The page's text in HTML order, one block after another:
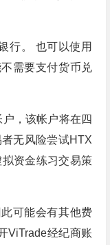
行。 也可以使用
需要支付货币兑
，该帐户将在四
无风险尝试HTX
资金练习交易策
可能会有其他费
ViTrade经纪商账